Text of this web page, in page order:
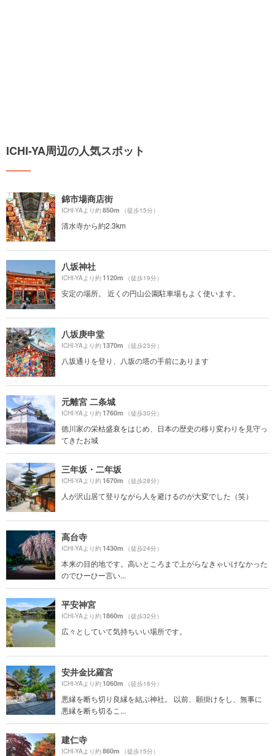
ICHI-YA周辺の人気スポット
錦市場商店街
ICHI-YAより約850m （徒歩15分）
清水寺から約2.3km
八坂神社
ICHI-YAより約1120m （徒歩19分）
安定の場所。 近くの円山公園駐車場もよく使います。
八坂庚申堂
ICHI-YAより約1370m （徒歩23分）
八坂通りを登り、八坂の塔の手前にあります
元離宮 二条城
ICHI-YAより約1760m （徒歩30分）
徳川家の栄枯盛衰をはじめ、日本の歴史の移り変わりを見守っ
てきたお城
三年坂・二年坂
ICHI-YAより約1670m （徒歩28分）
人が沢山居て登りながら人を避けるのが大変でした（笑）
高台寺
ICHI-YAより約1430m （徒歩24分）
本来の目的地です。高いところまで上がらなきゃいけなかった
のでひーひー言い...
平安神宮
ICHI-YAより約1860m （徒歩32分）
広々としていて気持ちいい場所です。
安井金比羅宮
ICHI-YAより約1060m （徒歩18分）
悪縁を断ち切り良縁を結ぶ神社。 以前、願掛けをし、無事に
悪縁を断ち切るこ...
建仁寺
ICHI-YAより約860m （徒歩15分）